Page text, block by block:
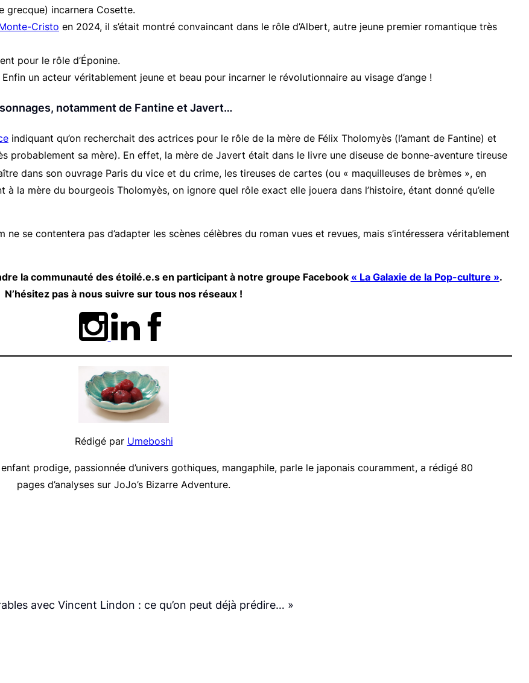
grecque) incarnera Cosette.
Cristo en 2024, il s’était montré convaincant dans le rôle d’Albert, autre jeune premier romantique très
pour le rôle d’Éponine.
un acteur véritablement jeune et beau pour incarner le révolutionnaire au visage d’ange !
notamment de Fantine et Javert…
indiquant qu’on recherchait des actrices pour le rôle de la mère de Félix Tholomyès (l’amant de Fantine) et
sa mère). En effet, la mère de Javert était dans le livre une diseuse de bonne-aventure tireuse
dans son ouvrage Paris du vice et du crime, les tireuses de cartes (ou « maquilleuses de brèmes », en
à la mère du bourgeois Tholomyès, on ignore quel rôle exact elle jouera dans l’histoire, étant donné qu’elle
se contentera pas d’adapter les scènes célèbres du roman vues et revues, mais s’intéressera véritablement
la communauté des étoilé.e.s en participant à notre groupe Facebook « La Galaxie de la Pop-culture ».
N’hésitez pas à nous suivre sur tous nos réseaux !
Rédigé par Umeboshi
prodige, passionnée d’univers gothiques, mangaphile, parle le japonais couramment, a rédigé 80
pages d’analyses sur JoJo’s Bizarre Adventure.
avec Vincent Lindon : ce qu’on peut déjà prédire… »